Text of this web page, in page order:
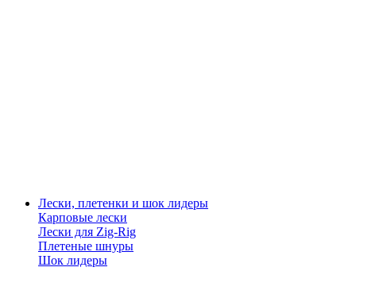
Лески, плетенки и шок лидеры
Карповые лески
Лески для Zig-Rig
Плетеные шнуры
Шок лидеры